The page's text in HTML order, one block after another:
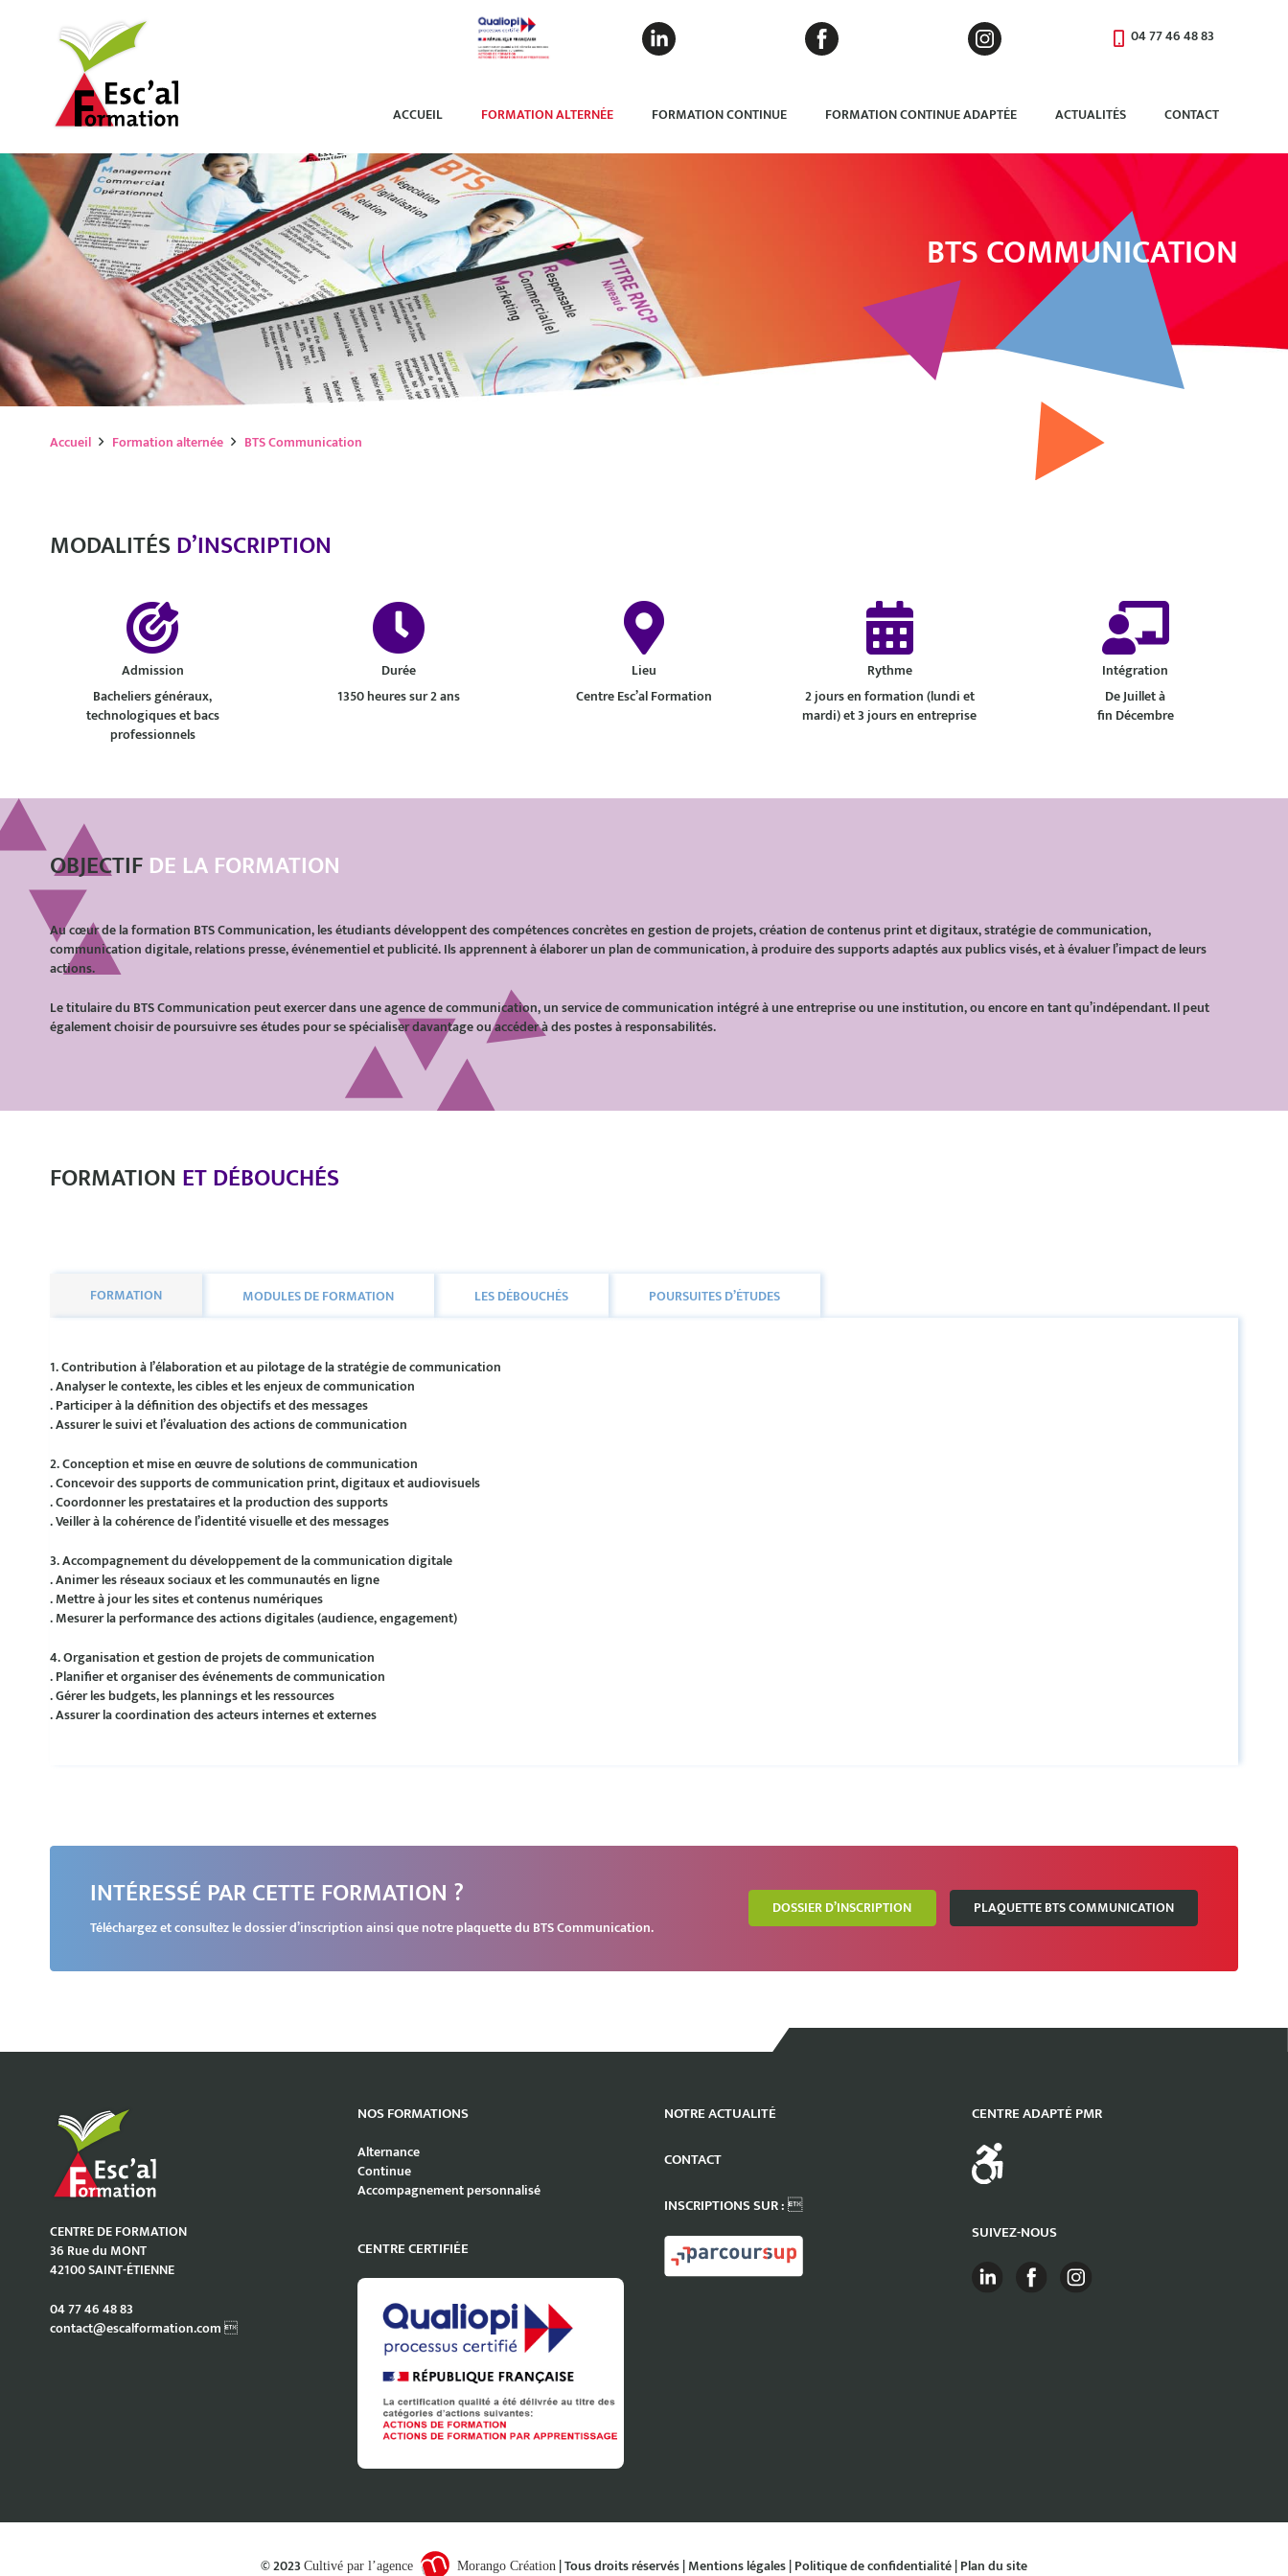
04 77 46 48 83
ACCUEIL FORMATION ALTERNÉE FORMATION CONTINUE FORMATION CONTINUE ADAPTÉE ACTUALITÉS CONTACT
BTS COMMUNICATION
Accueil Formation alternée BTS Communication
MODALITÉSD’INSCRIPTION
Admission
Bacheliers généraux,
technologiques et bacs
professionnels
Durée
1350 heures sur 2 ans
Lieu
Centre Esc’al Formation
Rythme
2 jours en formation (lundi et
mardi) et 3 jours en entreprise
Intégration
De Juillet à
fin Décembre
OBJECTIFDE LA FORMATION
Au cœur de la formation BTS Communication, lesétudiants développent des compétences concrètes en gestion de projets, création de contenusprintet digitaux, stratégie de communication,
communication digitale, relations presse, événementiel et publicité. Ils apprennent à élaborer un plan de communication, à produire des supports adaptés aux publics visés, et à évaluer l’impact de leurs
actions.
Le titulaire du BTS Communication peut exercer dans une agence de communication, un service de communication intégré à une entreprise ou une institution, ou encore en tant qu’indépendant. Il peut
également choisir de poursuivre ses études pour se spécialiser davantage ou accéder à des postes à responsabilités.
FORMATION ET DÉBOUCHÉS
FORMATION MODULES DE FORMATION LES DÉBOUCHÉS POURSUITES D’ÉTUDES
1.Contribution à l’élaboration et au pilotage de la stratégie de communication
. Analyser le contexte, les cibles et les enjeux de communication
. Participer à la définition des objectifs et des messages
. Assurer le suivi et l’évaluation des actions de communication
2.Conception et mise en œuvre de solutions de communication
. Concevoir des supports de communication print, digitaux et audiovisuels
. Coordonner les prestataires et la production des supports
. Veiller à la cohérence de l’identité visuelle et des messages
3.Accompagnement du développement de la communication digitale
. Animer les réseaux sociaux et les communautés en ligne
. Mettre à jour les sites et contenus numériques
. Mesurer la performance des actions digitales (audience, engagement)
4.Organisation et gestion de projets de communication
. Planifier et organiser des événements de communication
. Gérer les budgets, les plannings et les ressources
. Assurer la coordination des acteurs internes et externes
INTÉRESSÉ PAR CETTE FORMATION ?
Téléchargez et consultez le dossier d’inscription ainsi que notre plaquette du BTS Communication.
DOSSIER D’INSCRIPTION PLAQUETTE BTS COMMUNICATION
CENTRE DE FORMATION
36 Rue du MONT
42100 SAINT-ÉTIENNE
04 77 46 48 83
contact@escalformation.com 
NOS FORMATIONS
Alternance
Continue
Accompagnement personnalisé
CENTRE CERTIFIÉE
NOTRE ACTUALITÉ
CONTACT
INSCRIPTIONS SUR : 
CENTRE ADAPTÉ PMR
SUIVEZ-NOUS
© 2023Cultivé par l’agence Morango Création| Tous droits réservés |Mentions légales|Politique de confidentialité|Plan du site